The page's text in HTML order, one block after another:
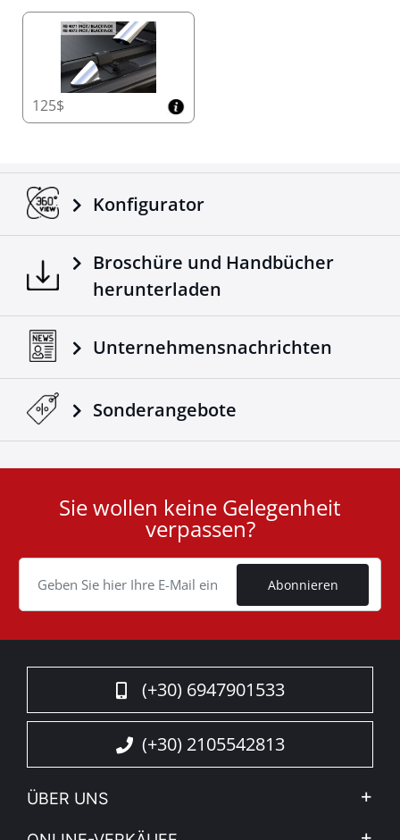
125$
Konfigurator
Broschüre und Handbücher
herunterladen
Unternehmensnachrichten
Sonderangebote
Cookie
Sie wollen keine Gelegenheit
verpassen?
Abonnieren
(+30) 6947901533
(+30) 2105542813
ÜBER UNS
Firma